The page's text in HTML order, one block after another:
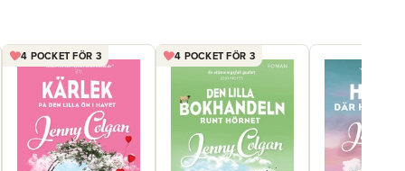
4 POCKET FÖR 3 4 POCKET FÖR 3